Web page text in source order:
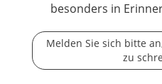
besonders in
Melden Sie sich bitte
zu